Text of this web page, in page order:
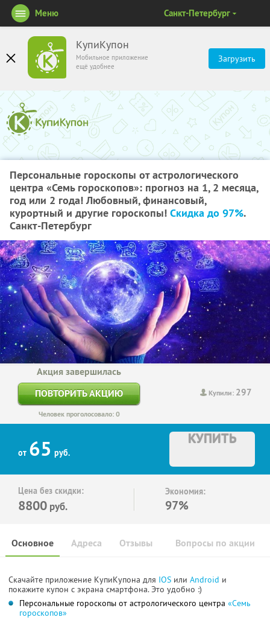
КупиКупон
Мобильное приложение
ещё удобнее
Загрузить
Меню Санкт-Петербург
Персональные гороскопы от астрологического
центра «Семь гороскопов»: прогноз на 1, 2 месяца,
год или 2 года! Любовный, финансовый,
курортный и другие гороскопы! Скидка до 97%.
Санкт-Петербург
Купили: 297
Акция завершилась
ПОВТОРИТЬ АКЦИЮ
Человек проголосовало: 0
от 65 руб.
КУПИТЬ
Цена без скидки:
8800 руб.
Экономия:
97%
Основное Отзывы Вопросы по акции
Адреса
Скачайте приложение КупиКупона для IOS или Android и
покажите купон с экрана смартфона. Это удобно :)
Персональные гороскопы от астрологического центра «Семь
гороскопов»